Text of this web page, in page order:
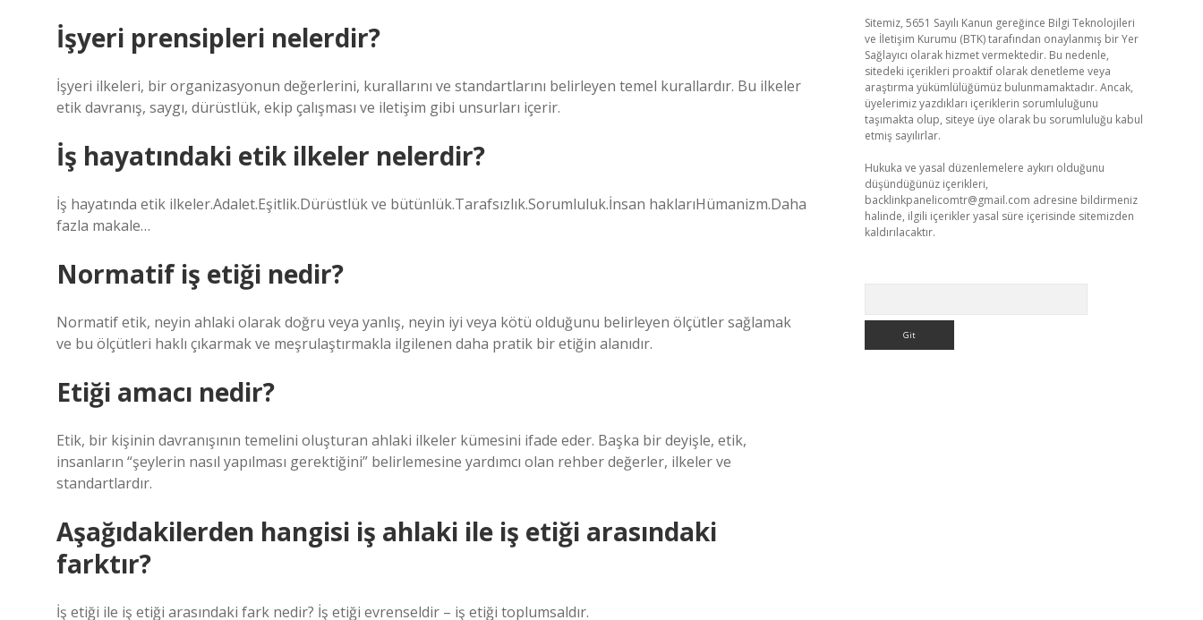
İşyeri prensipleri nelerdir?
İşyeri ilkeleri, bir organizasyonun değerlerini, kurallarını ve standartlarını belirleyen temel kurallardır. Bu ilkeler
etik davranış, saygı, dürüstlük, ekip çalışması ve iletişim gibi unsurları içerir.
İş hayatındaki etik ilkeler nelerdir?
İş hayatında etik ilkeler.Adalet.Eşitlik.Dürüstlük ve bütünlük.Tarafsızlık.Sorumluluk.İnsan haklarıHümanizm.Daha
fazla makale…
Normatif iş etiği nedir?
Normatif etik, neyin ahlaki olarak doğru veya yanlış, neyin iyi veya kötü olduğunu belirleyen ölçütler sağlamak
ve bu ölçütleri haklı çıkarmak ve meşrulaştırmakla ilgilenen daha pratik bir etiğin alanıdır.
Etiği amacı nedir?
Etik, bir kişinin davranışının temelini oluşturan ahlaki ilkeler kümesini ifade eder. Başka bir deyişle, etik,
insanların “şeylerin nasıl yapılması gerektiğini” belirlemesine yardımcı olan rehber değerler, ilkeler ve
standartlardır.
Aşağıdakilerden hangisi iş ahlaki ile iş etiği arasındaki
farktır?
İş etiği ile iş etiği arasındaki fark nedir? İş etiği evrenseldir – iş etiği toplumsaldır.
Sitemiz, 5651 Sayılı Kanun gereğince Bilgi Teknolojileri
ve İletişim Kurumu (BTK) tarafından onaylanmış bir Yer
Sağlayıcı olarak hizmet vermektedir. Bu nedenle,
sitedeki içerikleri proaktif olarak denetleme veya
araştırma yükümlülüğümüz bulunmamaktadır. Ancak,
üyelerimiz yazdıkları içeriklerin sorumluluğunu
taşımakta olup, siteye üye olarak bu sorumluluğu kabul
etmiş sayılırlar.
Hukuka ve yasal düzenlemelere aykırı olduğunu
düşündüğünüz içerikleri,
backlinkpanelicomtr@gmail.com adresine bildirmeniz
halinde, ilgili içerikler yasal süre içerisinde sitemizden
kaldırılacaktır.